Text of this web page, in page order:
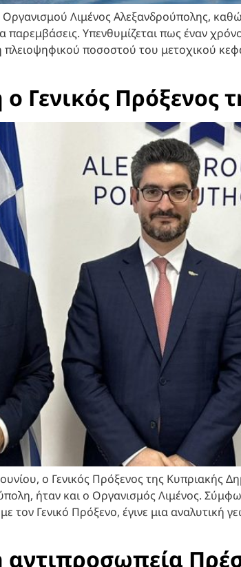
Οργανισμού Λιμένος Αλεξανδρούπολης,
παρεμβάσεις. Υπενθυμίζεται πως έναν
ποσοστού του μετοχικού
Γενικός Πρόξενος
ο Γενικός Πρόξενος της Κυπριακής
ήταν και ο Οργανισμός Λιμένος.
τον Γενικό Πρόξενο, έγινε μια